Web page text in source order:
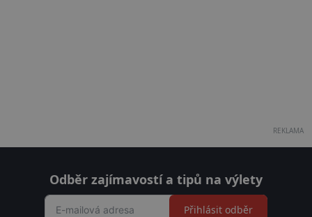
REKLAMA
Odběr zajímavostí a tipů na výlety
Přihlásit odběr